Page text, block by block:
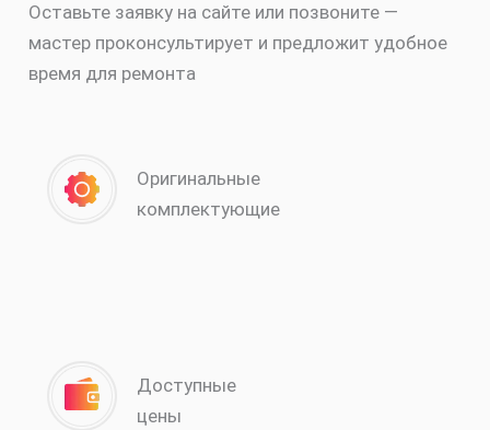
Оставьте заявку на сайте или позвоните —
мастер проконсультирует и предложит удобное
время для ремонта
Оригинальные
комплектующие
Доступные
цены